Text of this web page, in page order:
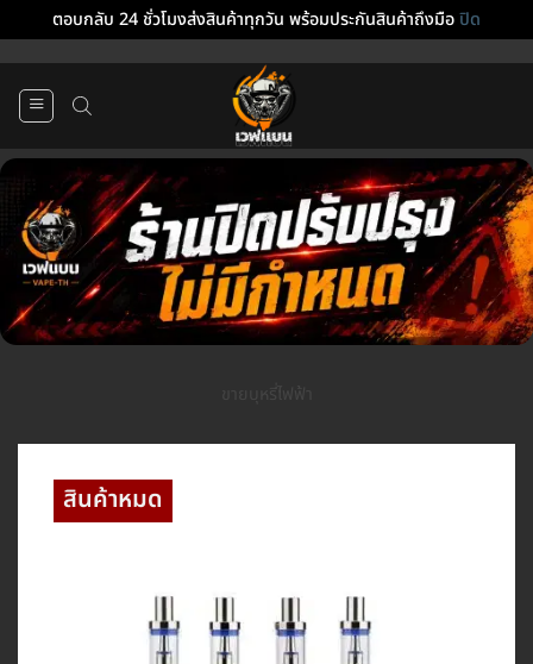
ตอบกลับ 24 ชั่วโมงส่งสินค้าทุกวัน พร้อมประกันสินค้าถึงมือปิด